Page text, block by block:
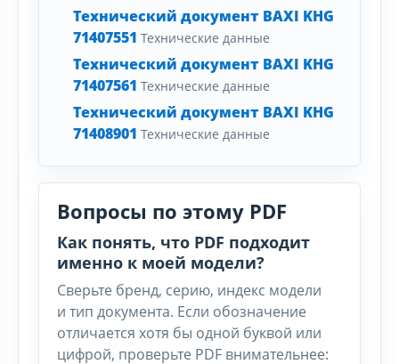
Технический документ BAXI KHG
71407551 Технические данные
Технический документ BAXI KHG
71407561 Технические данные
Технический документ BAXI KHG
71408901 Технические данные
Вопросы по этому PDF
Как понять, что PDF подходит
именно к моей модели?
Сверьте бренд, серию, индекс модели
и тип документа. Если обозначение
отличается хотя бы одной буквой или
цифрой, проверьте PDF внимательнее: